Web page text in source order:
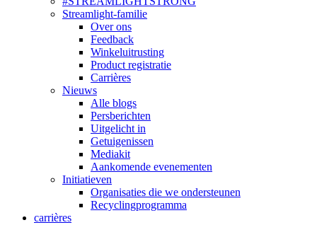
Streamlight-familie
Over ons
Feedback
Winkeluitrusting
Product registratie
Carrières
Nieuws
Alle blogs
Persberichten
Uitgelicht in
Getuigenissen
Mediakit
Aankomende evenementen
Initiatieven
Organisaties die we ondersteunen
Recyclingprogramma
carrières